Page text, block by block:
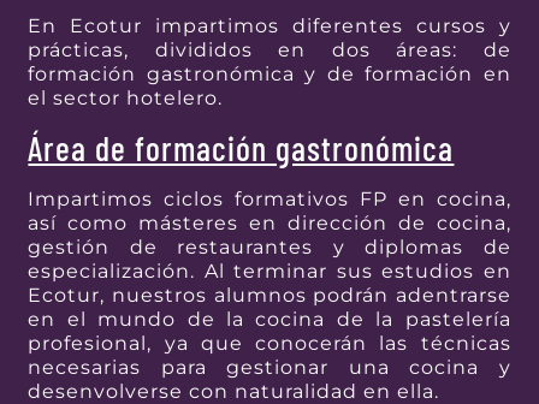
En Ecotur impartimos diferentes cursos y
prácticas, divididos en dos áreas: de
formación gastronómica y de formación en
el sector hotelero.
Área de formación gastronómica
Impartimos ciclos formativos FP en cocina,
así como másteres en dirección de cocina,
gestión de restaurantes y diplomas de
especialización. Al terminar sus estudios en
Ecotur, nuestros alumnos podrán adentrarse
en el mundo de la cocina de la pastelería
profesional, ya que conocerán las técnicas
necesarias para gestionar una cocina y
desenvolverse con naturalidad en ella.